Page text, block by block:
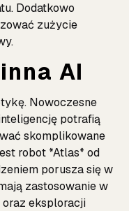
Dodatkowo
zużycie
AI
Nowoczesne
potrafią
skomplikowane
robot *Atlas* od
porusza się w
zastosowanie w
eksploracji